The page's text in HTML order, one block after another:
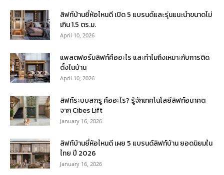
ลิฟท์บ้านยี่ห้อไหนดี เปิด 5 แบรนด์และรุ่นแนะนำขนาดไม่
เกิน 1.5 ตร.ม.
April 10, 2026
แพลตฟอร์มลิฟท์คืออะไร และทำไมถึงเหมาะกับการติด
ตั้งในบ้าน
April 10, 2026
ลิฟท์ระบบสกรู คืออะไร? รู้จักเทคโนโลยีลิฟท์อนาคต
จาก Cibes Lift
January 16, 2026
ลิฟท์บ้านยี่ห้อไหนดี เผย 5 แบรนด์ลิฟท์บ้าน ยอดนิยมใน
ไทย ปี 2026
January 16, 2026